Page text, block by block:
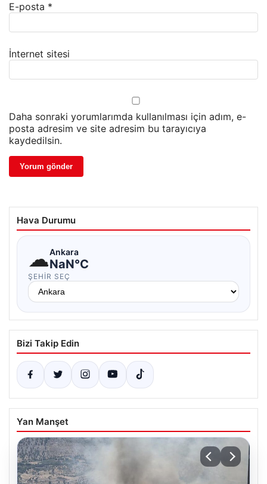
E-posta *
İnternet sitesi
Daha sonraki yorumlarımda kullanılması için adım, e-
posta adresim ve site adresim bu tarayıcıya
kaydedilsin.
Hava Durumu
☁Ankara
NaN°C
ŞEHIR SEÇ
Bizi Takip Edin
Yan Manşet